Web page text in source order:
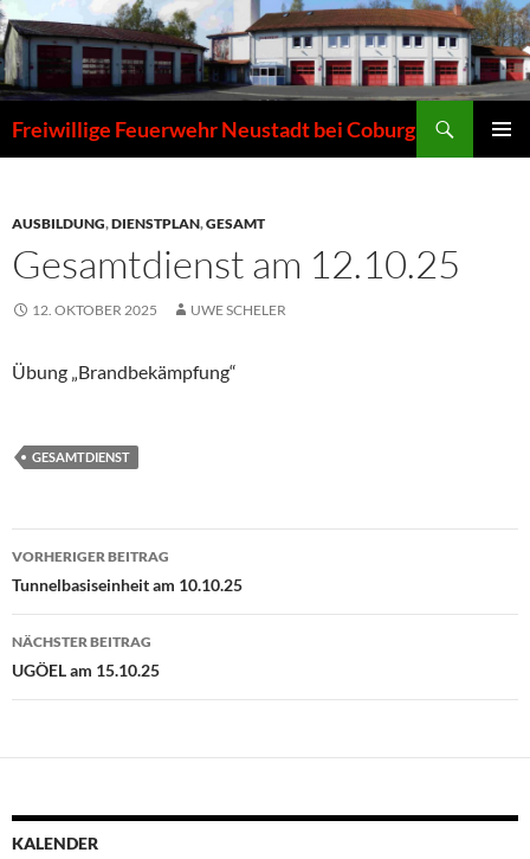
Zum
Inhalt
springen
Freiwillige Feuerwehr Neustadt bei Coburg
AUSBILDUNG,DIENSTPLAN,GESAMT
Gesamtdienst am 12.10.25
12. OKTOBER 2025 UWE SCHELER
Übung „Brandbekämpfung“
GESAMTDIENST
Beitragsnavigation
VORHERIGER BEITRAG
Tunnelbasiseinheit am 10.10.25
NÄCHSTER BEITRAG
UGÖEL am 15.10.25
KALENDER